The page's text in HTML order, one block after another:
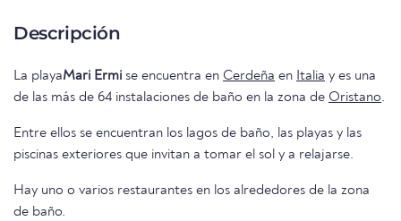
Descripción
La playaMari Ermi se encuentra en Cerdeña en Italia y es una
de las más de 64 instalaciones de baño en la zona de Oristano.
Entre ellos se encuentran los lagos de baño, las playas y las
piscinas exteriores que invitan a tomar el sol y a relajarse.
Hay uno o varios restaurantes en los alrededores de la zona
de baño.